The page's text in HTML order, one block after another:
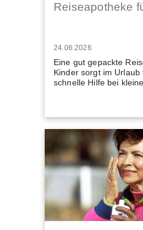
Reiseapotheke
24.06.2026
Eine gut gepackte
Kinder sorgt im Urlaub
schnelle Hilfe bei